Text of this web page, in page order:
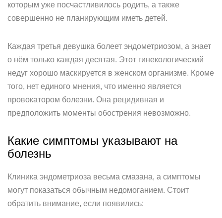
которым уже посчастливилось родить, а также
совершенно не планирующим иметь детей.
Каждая третья девушка болеет эндометриозом, а знает
о нём только каждая десятая. Этот гинекологический
недуг хорошо маскируется в женском организме. Кроме
того, нет единого мнения, что именно является
провокатором болезни. Она рецидивная и
предположить моменты обострения невозможно.
Какие симптомы указывают на
болезнь
Клиника эндометриоза весьма смазана, а симптомы
могут показаться обычным недомоганием. Стоит
обратить внимание, если появились: